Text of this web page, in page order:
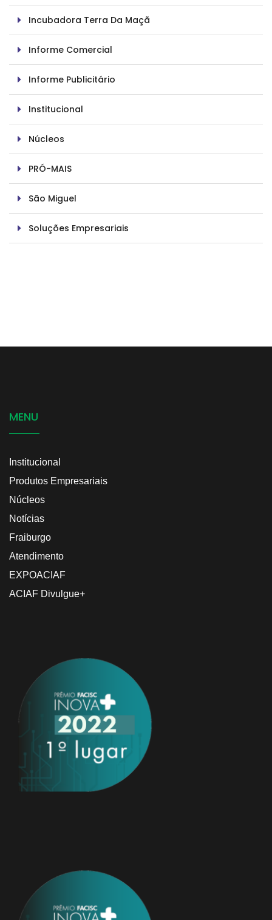
Incubadora Terra Da Maçã
Informe Comercial
Informe Publicitário
Institucional
Núcleos
PRÓ-MAIS
São Miguel
Soluções Empresariais
MENU
Institucional
Produtos Empresariais
Núcleos
Notícias
Fraiburgo
Atendimento
EXPOACIAF
ACIAF Divulgue+